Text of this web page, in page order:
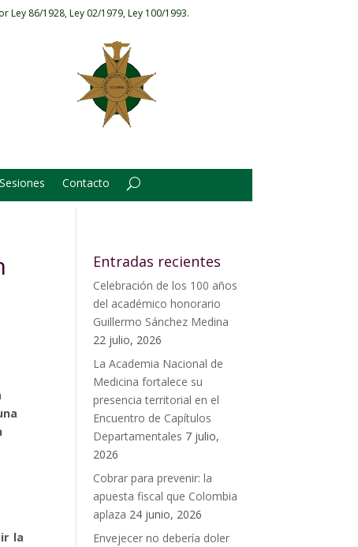
Ley 86/1928, Ley 02/1979, Ley 100/1993.
Contacto
la
Entradas recientes
Celebración de los 100 años
del académico honorario
Guillermo Sánchez Medina
22 julio, 2026
La Academia Nacional de
Medicina fortalece su
presencia territorial en el
Encuentro de Capítulos
Departamentales 7 julio,
2026
Cobrar para prevenir: la
apuesta fiscal que Colombia
aplaza 24 junio, 2026
Envejecer no debería doler